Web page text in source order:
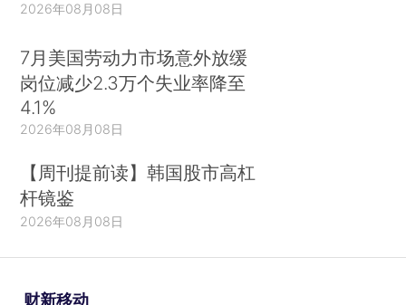
2026年08月08日
7月美国劳动力市场意外放缓
岗位减少2.3万个失业率降至
4.1%
2026年08月08日
【周刊提前读】韩国股市高杠
杆镜鉴
2026年08月08日
财新移动